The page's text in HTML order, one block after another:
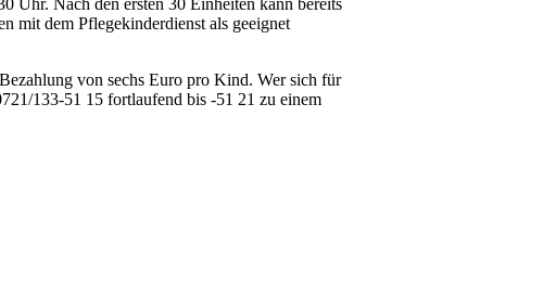
mit dem Pflegekinderdienst als geeignet
von sechs Euro pro Kind. Wer sich für
133-51 15 fortlaufend bis -51 21 zu einem